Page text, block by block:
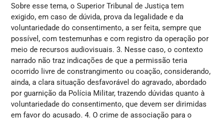
Sobre esse tema, o Superior Tribunal de Justiça tem
exigido, em caso de dúvida, prova da legalidade e da
voluntariedade do consentimento, a ser feita, sempre que
possível, com testemunhas e com registro da operação por
meio de recursos audiovisuais. 3. Nesse caso, o contexto
narrado não traz indicações de que a permissão teria
ocorrido livre de constrangimento ou coação, considerando,
ainda, a clara situação desfavorável do agravado, abordado
por guarnição da Polícia Militar, trazendo dúvidas quanto à
voluntariedade do consentimento, que devem ser dirimidas
em favor do acusado. 4. O crime de associação para o